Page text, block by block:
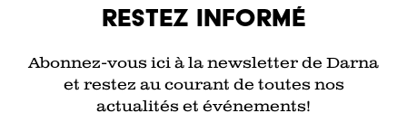
Restez informé
Abonnez-vous ici à la newsletter de Darna
et restez au courant de toutes nos
actualités et événements!